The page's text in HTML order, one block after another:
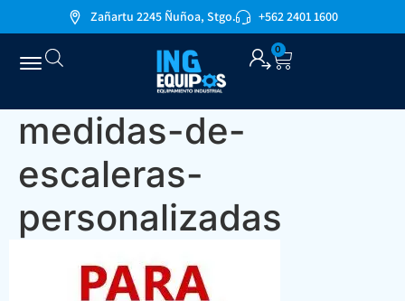
Zañartu 2245 Ñuñoa, Stgo. +562 2401 1600
0
medidas-de-
escaleras-
personalizadas